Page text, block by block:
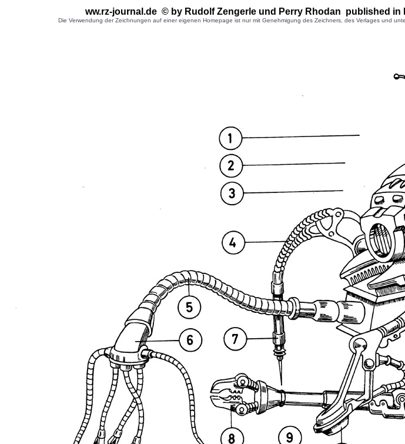
ww.rz-journal.de © by Rudolf Zengerle und Perry Rhodan published in
Die Verwendung der Zeichnungen auf einer eigenen Homepage ist nur mit Genehmigung des Zeichners, des Verlages und